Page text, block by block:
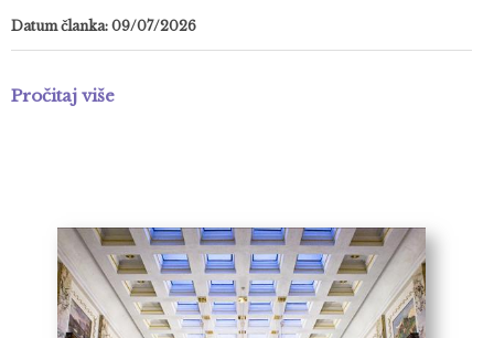
Datum članka: 09/07/2026
Pročitaj više